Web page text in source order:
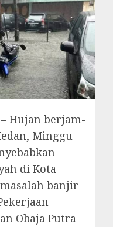
– Hujan berjam-
Minggu
di Kota
banjir
Obaja Putra